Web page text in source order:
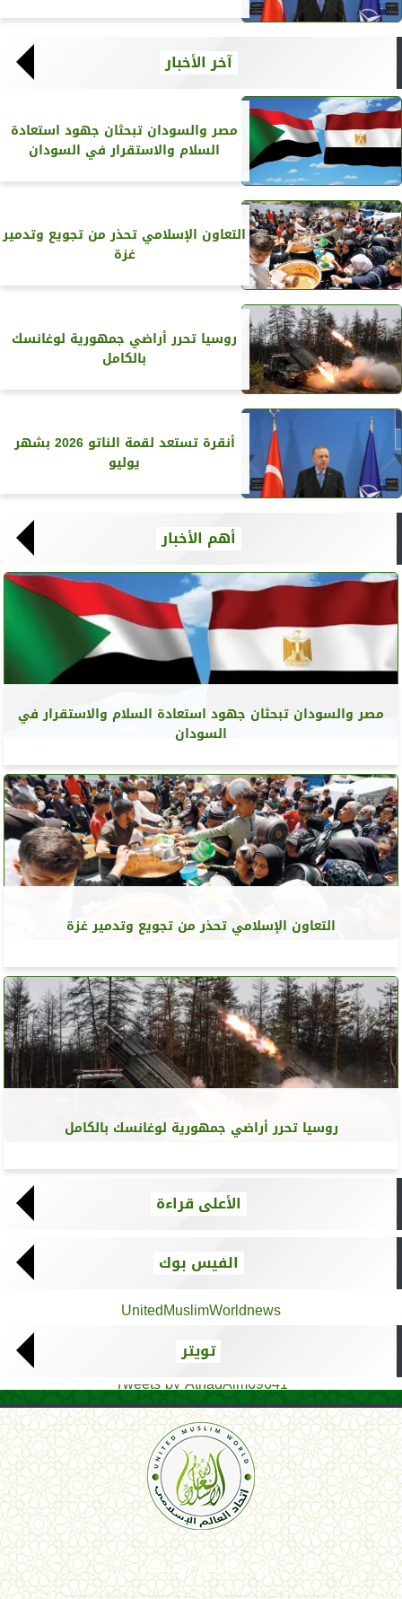
آخر الأخبار
مصر والسودان تبحثان جهود استعادة
السلام والاستقرار في السودان
التعاون الإسلامي تحذر من تجويع وتدمير
غزة
روسيا تحرر أراضي جمهورية لوغانسك
بالكامل
أنقرة تستعد لقمة الناتو 2026 بشهر
يوليو
أهم الأخبار
مصر والسودان تبحثان جهود استعادة السلام والاستقرار في
السودان
التعاون الإسلامي تحذر من تجويع وتدمير غزة
روسيا تحرر أراضي جمهورية لوغانسك بالكامل
الأعلى قراءة
الفيس بوك
UnitedMuslimWorldnews
تويتر
Tweets by AthadAlm69641
اتحاد العالم الإسلامي